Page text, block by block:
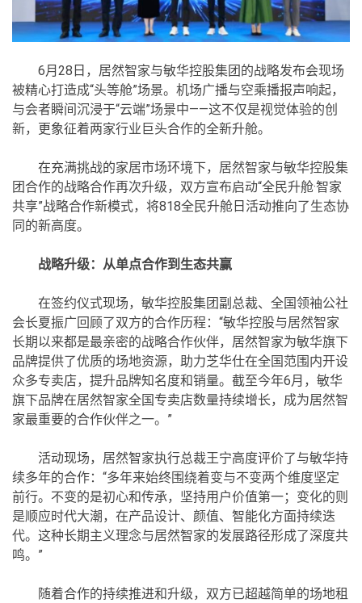
6月28日，居然智家与敏华控股集团的战略发布会现场
被精心打造成“头等舱”场景。机场广播与空乘播报声响起，
与会者瞬间沉浸于“云端”场景中——这不仅是视觉体验的创
新，更象征着两家行业巨头合作的全新升舱。
在充满挑战的家居市场环境下，居然智家与敏华控股集
团合作的战略合作再次升级，双方宣布启动“全民升舱·智家
共享”战略合作新模式，将818全民升舱日活动推向了生态协
同的新高度。
战略升级：从单点合作到生态共赢
在签约仪式现场，敏华控股集团副总裁、全国领袖公社
会长夏振广回顾了双方的合作历程：“敏华控股与居然智家
长期以来都是最亲密的战略合作伙伴，居然智家为敏华旗下
品牌提供了优质的场地资源，助力芝华仕在全国范围内开设
众多专卖店，提升品牌知名度和销量。截至今年6月，敏华
旗下品牌在居然智家全国专卖店数量持续增长，成为居然智
家最重要的合作伙伴之一。”
活动现场，居然智家执行总裁王宁高度评价了与敏华持
续多年的合作：“多年来始终围绕着变与不变两个维度坚定
前行。不变的是初心和传承，坚持用户价值第一；变化的则
是顺应时代大潮，在产品设计、颜值、智能化方面持续迭
代。这种长期主义理念与居然智家的发展路径形成了深度共
鸣。”
随着合作的持续推进和升级，双方已超越简单的场地租